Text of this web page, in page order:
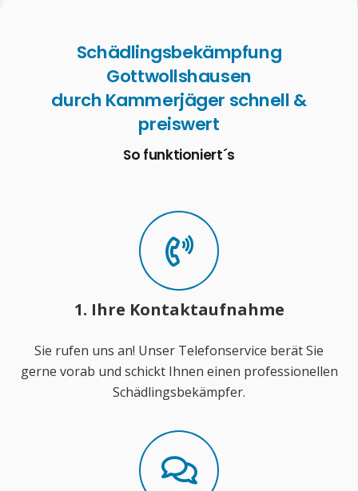
Schädlingsbekämpfung
Gottwollshausen
durch Kammerjäger schnell &
preiswert
So funktioniert´s
1. Ihre Kontaktaufnahme
Sie rufen uns an! Unser Telefonservice berät Sie
gerne vorab und schickt Ihnen einen professionellen
Schädlingsbekämpfer.